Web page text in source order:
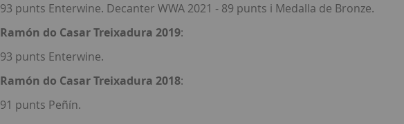
93 punts Enterwine. Decanter WWA 2021 - 89 punts i Medalla de Bronze.
Ramón do Casar Treixadura 2019:
93 punts Enterwine.
Ramón do Casar Treixadura 2018:
91 punts Peñín.